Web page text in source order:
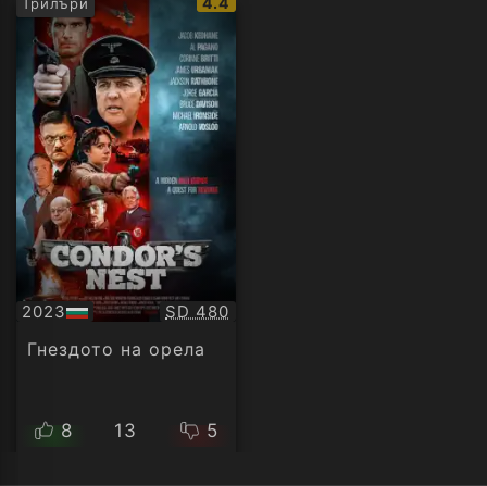
2023
БГ
аудио
Качество:
SD 480
Гнездото на орела
8 13 5